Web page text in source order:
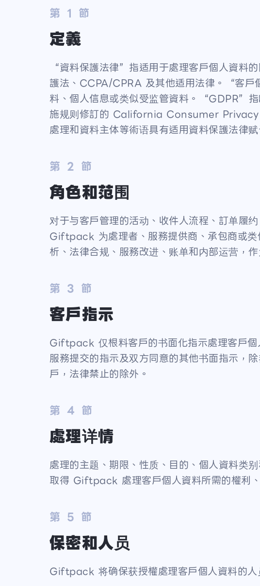
第 1 節
定義
“資料保護法律”指适用于處理客戶個人資料
護法、CCPA/CPRA 及其他适用法律。“客
料、個人信息或类似受监管資料。
施规则修訂的 California Consumer Privacy
處理和資料主体等術语具有适用資料保護法律赋
第 2 節
角色和范围
对于与客戶管理的活动、收件人流程、訂单履
Giftpack 为處理者、服務提供商、承包商或
析、法律合规、服務改进、账单和内部运营，
第 3 節
客戶指示
Giftpack 仅根料客戶的书面化指示處理客戶個
服務提交的指示及双方同意的其他书面指示，
戶，法律禁止的除外。
第 4 節
處理详情
處理的主题、期限、性质、目的、個人資料类
取得 Giftpack 處理客戶個人資料所需的權利
第 5 節
保密和人员
Giftpack 将确保获授權處理客戶個人資料的人